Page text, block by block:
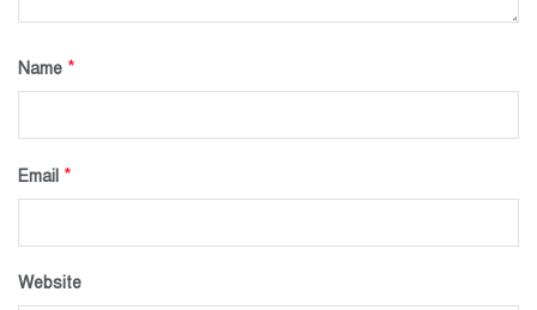
Name *
Email *
Website